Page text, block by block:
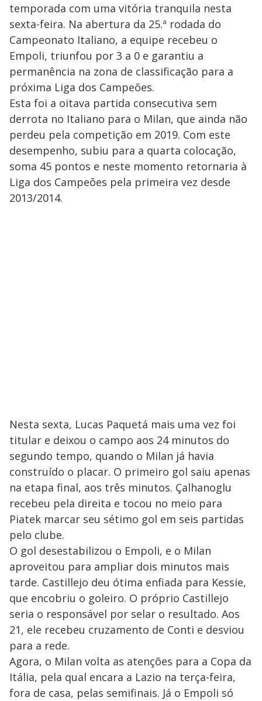
temporada com uma vitória tranquila nesta
sexta-feira. Na abertura da 25.ª rodada do
Campeonato Italiano, a equipe recebeu o
Empoli, triunfou por 3 a 0 e garantiu a
permanência na zona de classificação para a
próxima Liga dos Campeões.
Esta foi a oitava partida consecutiva sem
derrota no Italiano para o Milan, que ainda não
perdeu pela competição em 2019. Com este
desempenho, subiu para a quarta colocação,
soma 45 pontos e neste momento retornaria à
Liga dos Campeões pela primeira vez desde
2013/2014.
Nesta sexta, Lucas Paquetá mais uma vez foi
titular e deixou o campo aos 24 minutos do
segundo tempo, quando o Milan já havia
construído o placar. O primeiro gol saiu apenas
na etapa final, aos três minutos. Çalhanoglu
recebeu pela direita e tocou no meio para
Piatek marcar seu sétimo gol em seis partidas
pelo clube.
O gol desestabilizou o Empoli, e o Milan
aproveitou para ampliar dois minutos mais
tarde. Castillejo deu ótima enfiada para Kessie,
que encobriu o goleiro. O próprio Castillejo
seria o responsável por selar o resultado. Aos
21, ele recebeu cruzamento de Conti e desviou
para a rede.
Agora, o Milan volta as atenções para a Copa da
Itália, pela qual encara a Lazio na terça-feira,
fora de casa, pelas semifinais. Já o Empoli só